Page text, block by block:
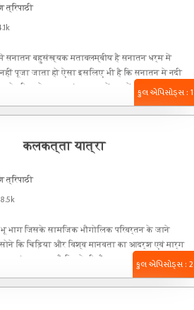
में सनातन बहुसंख्यक मतावलम्बीय है सनातन धर्म में
पूजा जाता हो ऐसा इसलिए भी है कि सनातन मे नदी
जो जीवन के प्रमुख पंच महाभूतों तत्वों में महत्वपूर्ण
प्रमुख तत्व है सनातन में बृक्षों के विधि विधान
है!
કુલ એપિસોડ્સ : 1
कलकत्ता यात्रा
भाग जिसके सामजिक भौगोलिक परिवर्तन के जाने
कि चिड़िया और विश्व मानवता का आदर्श एवं मार्ग
एवं सहज रहा है जिसने भी जैसा चाहा सनातनी समाज
यूरोपिय देशों का भारत के प्रति आर्थिक आकर्षण
के रूप मे अतीत एवं इतिहास मे दर्ज है अशोक महान के
કુલ એપિસોડ્સ : 2